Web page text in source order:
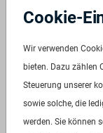
HDPE black
ID:2856
Verfügbar ab:
Frequenz: Auf
Menge:Auf
Cookie-
Wir verwenden
bieten. Dazu zählen
Steuerung unserer
sowie solche, die
werden. Sie können